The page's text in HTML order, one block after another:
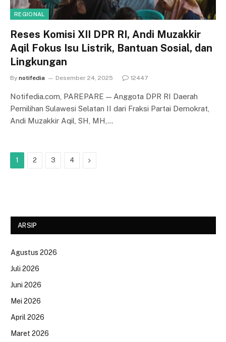
REGIONAL
Reses Komisi XII DPR RI, Andi Muzakkir
Aqil Fokus Isu Listrik, Bantuan Sosial, dan
Lingkungan
By notifedia Desember 24, 2025 12447
Notifedia.com, PAREPARE — Anggota DPR RI Daerah
Pemilihan Sulawesi Selatan II dari Fraksi Partai Demokrat,
Andi Muzakkir Aqil, SH, MH,…
1 2 3 4 Next
ARSIP
Agustus 2026
Juli 2026
Juni 2026
Mei 2026
April 2026
Maret 2026